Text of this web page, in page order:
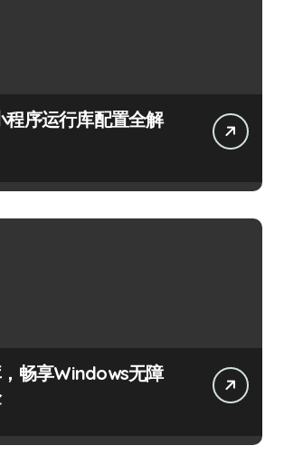
序运行库配置全解
畅享Windows无障